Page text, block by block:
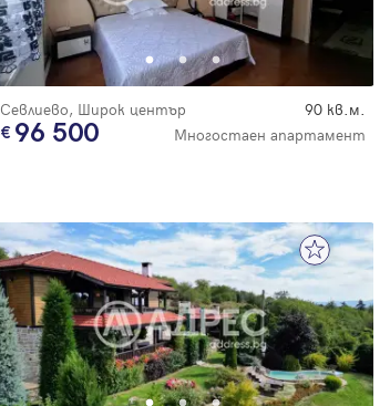
Севлиево, Широк център 90 кв.м.
96 500 Многостаен апартамент